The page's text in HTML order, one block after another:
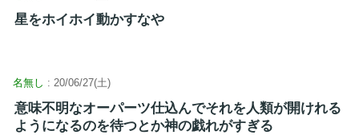
星をホイホイ動かすなや
名無し : 20/06/27(土)
意味不明なオーパーツ仕込んでそれを人類が開けれる
ようになるのを待つとか神の戯れがすぎる